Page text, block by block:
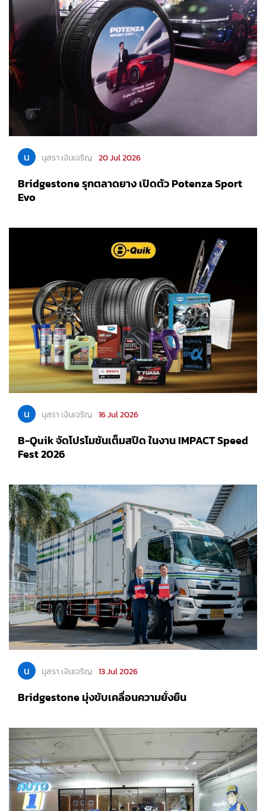
น นุสรา เงินเจริญ 20 Jul 2026
Bridgestone รุกตลาดยาง เปิดตัว Potenza Sport
Evo
น นุสรา เงินเจริญ 16 Jul 2026
B-Quik จัดโปรโมชันเต็มสปีด ในงาน IMPACT Speed
Fest 2026
น นุสรา เงินเจริญ 13 Jul 2026
Bridgestone มุ่งขับเคลื่อนความยั่งยืน